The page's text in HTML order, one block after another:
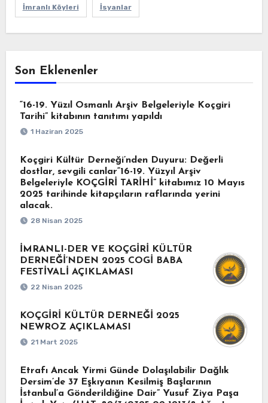
İmranlı Köyleri İsyanlar
Son Eklenenler
“16-19. Yüzıl Osmanlı Arşiv Belgeleriyle Koçgiri
Tarihi” kitabının tanıtımı yapıldı
1 Haziran 2025
Koçgiri Kültür Derneği’nden Duyuru: Değerli
dostlar, sevgili canlar“16-19. Yüzyıl Arşiv
Belgeleriyle KOÇGİRİ TARİHİ” kitabımız 10 Mayıs
2025 tarihinde kitapçıların raflarında yerini
alacak.
28 Nisan 2025
İMRANLI-DER VE KOÇGİRİ KÜLTÜR
DERNEĞİ’NDEN 2025 COGİ BABA
FESTİVALİ AÇIKLAMASI
22 Nisan 2025
KOÇGİRİ KÜLTÜR DERNEĞİ 2025
NEWROZ AÇIKLAMASI
21 Mart 2025
Etrafı Ancak Yirmi Günde Dolaşılabilir Dağlık
Dersim’de 37 Eşkıyanın Kesilmiş Başlarının
İstanbul’a Gönderildiğine Dair” Yusuf Ziya Paşa